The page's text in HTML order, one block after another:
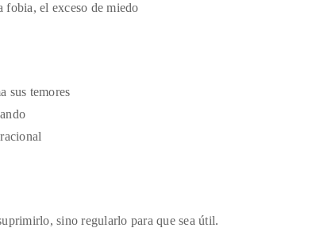
fobia, el exceso de miedo
sus temores
sino regularlo para que sea útil.